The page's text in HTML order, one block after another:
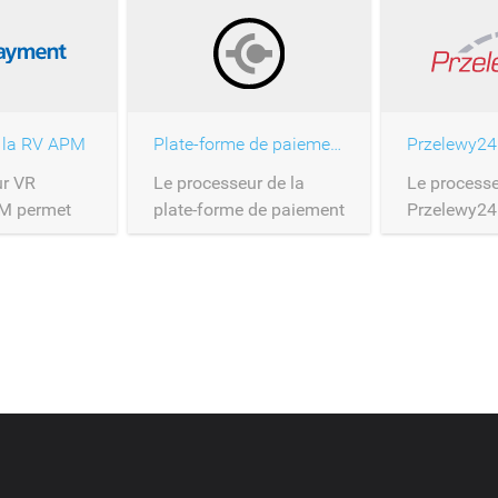
RV APM
VR
permet
le
Plate-forme de paiement ouverte
Le processeur de la
plate-forme de paiement
ouverte.
Przelewy24
Le
traiter les